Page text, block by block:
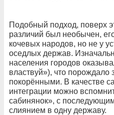
Подобный подход, поверх
различий был необычен,
кочевых народов, но не у
оседлых держав.
населения городов
властвуй»), что порождало
покорёнными. В качестве
интеграции можно
сабинянок», с
слиянием в одну державу.